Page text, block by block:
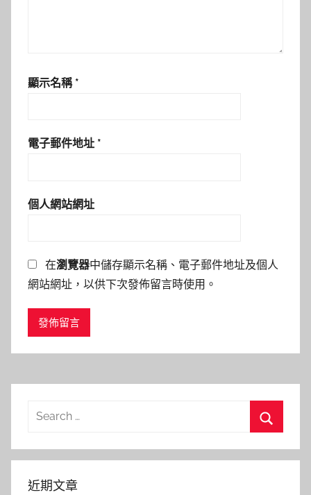
顯示名稱 *
電子郵件地址 *
個人網站網址
在瀏覽器中儲存顯示名稱、電子郵件地址及個人
網站網址，以供下次發佈留言時使用。
Search
近期文章